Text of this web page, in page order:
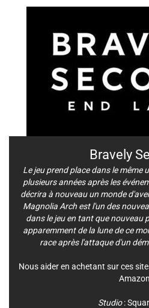
Bravely
Le jeu prend place dans le même
plusieurs années après les
décrira à nouveau un monde
Magnolia Arch est l'un des
dans le jeu en tant que nouveau
apparemment de la lune de ce
race après l'attaque d'un
Nous aider en achetant sur ces
Amazon
Studio: